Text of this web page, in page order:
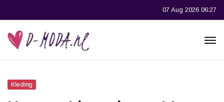
07 Aug 2026 06:27
Kleding